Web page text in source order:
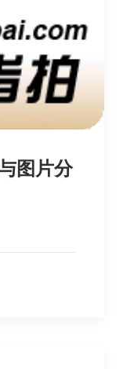
图片分